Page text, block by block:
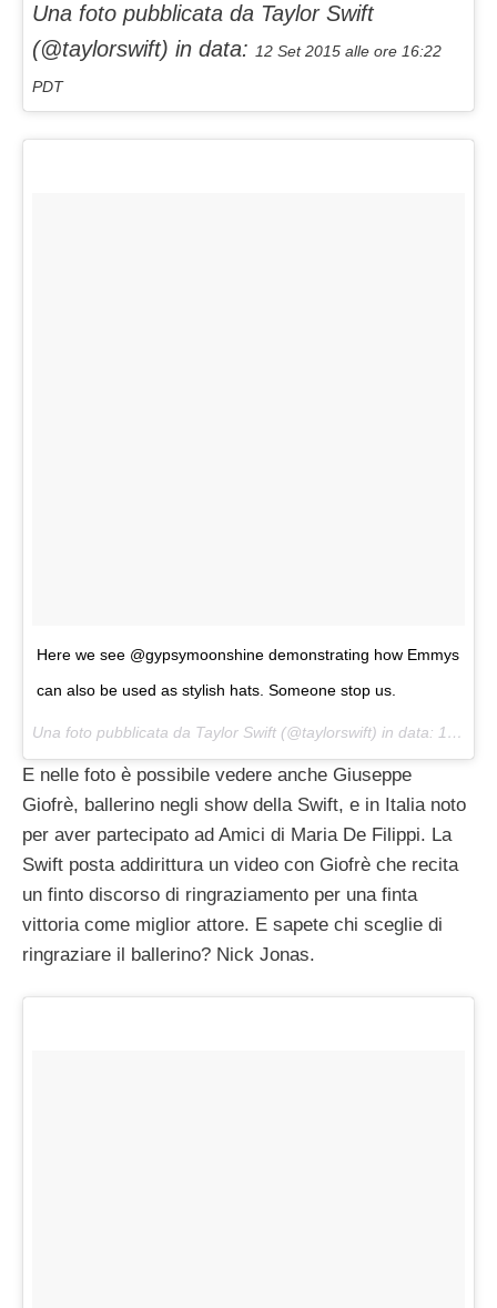
Una foto pubblicata da Taylor Swift
(@taylorswift) in data: 12 Set 2015 alle ore 16:22
PDT
Here we see @gypsymoonshine demonstrating how Emmys
can also be used as stylish hats. Someone stop us.
Una foto pubblicata da Taylor Swift (@taylorswift) in data: 12 Set 2015 alle ore 16:26 PDT
E nelle foto è possibile vedere anche Giuseppe
Giofrè, ballerino negli show della Swift, e in Italia noto
per aver partecipato ad Amici di Maria De Filippi. La
Swift posta addirittura un video con Giofrè che recita
un finto discorso di ringraziamento per una finta
vittoria come miglior attore. E sapete chi sceglie di
ringraziare il ballerino? Nick Jonas.